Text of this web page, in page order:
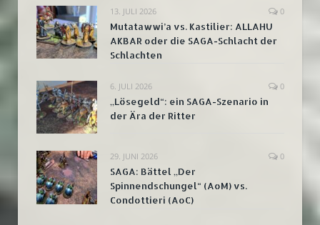
13. JULI 2026 0
Mutatawwi’a vs. Kastilier: ALLAHU
AKBAR oder die SAGA-Schlacht der
Schlachten
6. JULI 2026 0
„Lösegeld“: ein SAGA-Szenario in
der Ära der Ritter
29. JUNI 2026 0
SAGA: Bättel „Der
Spinnendschungel“ (AoM) vs.
Condottieri (AoC)